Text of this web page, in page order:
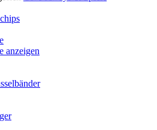
anzeigen